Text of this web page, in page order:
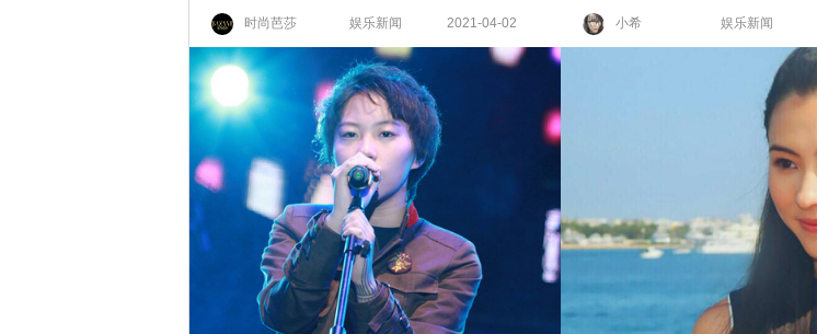
时尚芭莎 娱乐新闻 2021-04-02 小希 娱乐新闻